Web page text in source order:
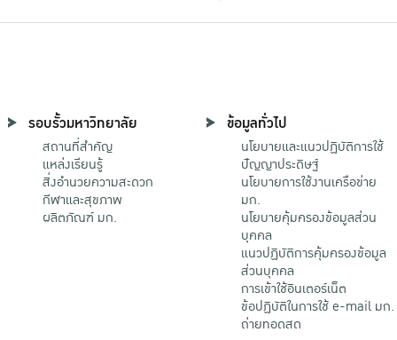
รอบรั้วมหาวิทยาลัย
สถานที่สำคัญ
แหล่งเรียนรู้
สิ่งอำนวยความสะดวก
กีฬาและสุขภาพ
ผลิตภัณฑ์ มก.
ข้อมูลทั่วไป
นโยบายและแนวปฏิบัติการใช้
ปัญญาประดิษฐ์
นโยบายการใช้งานเครือข่าย
มก.
นโยบายคุ้มครองข้อมูลส่วน
บุคคล
แนวปฏิบัติการคุ้มครองข้อมูล
ส่วนบุคคล
การเข้าใช้อินเตอร์เน็ต
ข้อปฏิบัติในการใช้ e-mail มก.
ถ่ายทอดสด